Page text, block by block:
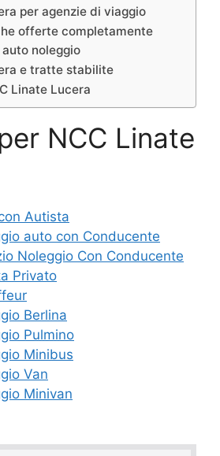
per agenzie di viaggio
offerte completamente
noleggio
e tratte stabilite
Linate Lucera
NCC Linate
Autista
auto con Conducente
Noleggio Con Conducente
Privato
Berlina
Pulmino
Minibus
Van
Minivan